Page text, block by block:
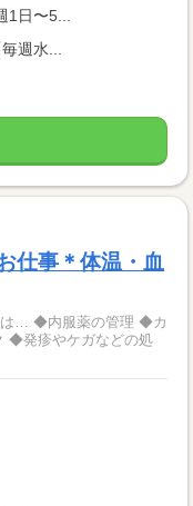
1日〜5...
週水...
仕事＊体温・血
◆発疹やケガなどの処